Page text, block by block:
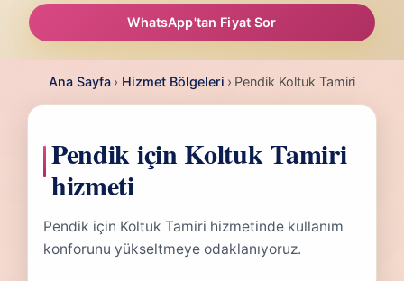
WhatsApp'tan Fiyat Sor
Ana Sayfa › Hizmet Bölgeleri › Pendik Koltuk Tamiri
Pendik için Koltuk Tamiri
hizmeti
Pendik için Koltuk Tamiri hizmetinde kullanım
konforunu yükseltmeye odaklanıyoruz.